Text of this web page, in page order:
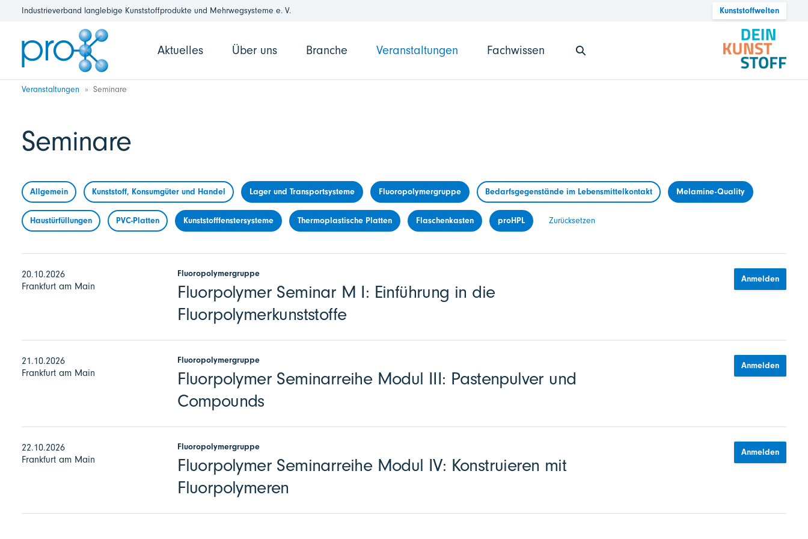
Industrieverband langlebige Kunststoffprodukte und Mehrwegsysteme e. V. Kunststoffwelten
Aktuelles Über uns Branche Veranstaltungen Fachwissen
Veranstaltungen Seminare
Seminare
Allgemein Kunststoff, Konsumgüter und Handel Lager und Transportsysteme Fluoropolymergruppe Bedarfsgegenstände im Lebensmittelkontakt Melamine-Quality
Haustürfüllungen PVC-Platten Kunststofffenstersysteme Thermoplastische Platten Flaschenkasten proHPL Zurücksetzen
20.10.2026
Frankfurt am Main
Fluoropolymergruppe
Fluorpolymer Seminar M I: Einführung in die
Fluorpolymerkunststoffe
Anmelden
21.10.2026
Frankfurt am Main
Fluoropolymergruppe
Fluorpolymer Seminarreihe Modul III: Pastenpulver und
Compounds
Anmelden
22.10.2026
Frankfurt am Main
Fluoropolymergruppe
Fluorpolymer Seminarreihe Modul IV: Konstruieren mit
Fluorpolymeren
Anmelden